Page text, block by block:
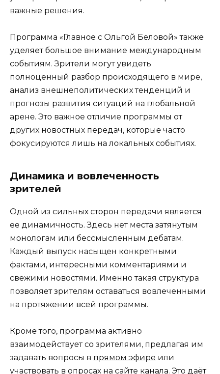
важные решения.
Программа «Главное с Ольгой Беловой» также
уделяет большое внимание международным
событиям. Зрители могут увидеть
полноценный разбор происходящего в мире,
анализ внешнеполитических тенденций и
прогнозы развития ситуаций на глобальной
арене. Это важное отличие программы от
других новостных передач, которые часто
фокусируются лишь на локальных событиях.
Динамика и вовлеченность
зрителей
Одной из сильных сторон передачи является
ее динамичность. Здесь нет места затянутым
монологам или бессмысленным дебатам.
Каждый выпуск насыщен конкретными
фактами, интересными комментариями и
свежими новостями. Именно такая структура
позволяет зрителям оставаться вовлеченными
на протяжении всей программы.
Кроме того, программа активно
взаимодействует со зрителями, предлагая им
задавать вопросы в прямом эфире или
участвовать в опросах на сайте канала. Это даёт